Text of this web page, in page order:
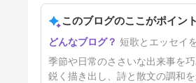
うたの庭で首席を頂きました！
5日前
このブログのここがポイント
短歌とエッセイ
季節や日常のささいな出来事を
鋭く描き出し、詩と散文の調和